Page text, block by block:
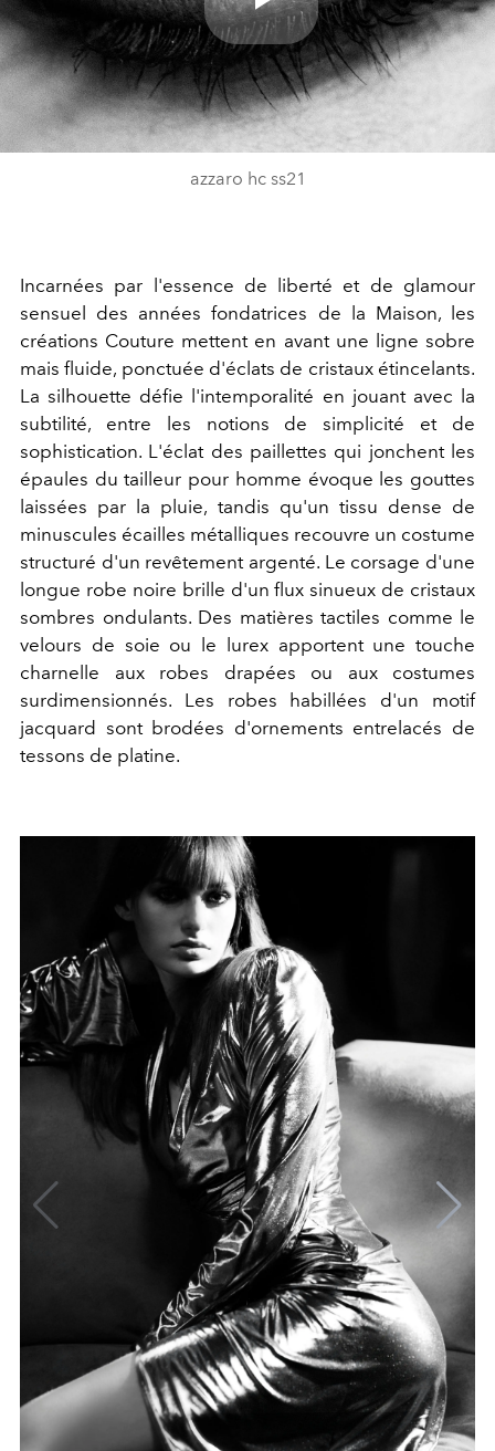
Play
Video
azzaro hc ss21
Incarnées par l'essence de liberté et de glamour
sensuel des années fondatrices de la Maison, les
créations Couture mettent en avant une ligne sobre
mais fluide, ponctuée d'éclats de cristaux étincelants.
La silhouette défie l'intemporalité en jouant avec la
subtilité, entre les notions de simplicité et de
sophistication. L'éclat des paillettes qui jonchent les
épaules du tailleur pour homme évoque les gouttes
laissées par la pluie, tandis qu'un tissu dense de
minuscules écailles métalliques recouvre un costume
structuré d'un revêtement argenté. Le corsage d'une
longue robe noire brille d'un flux sinueux de cristaux
sombres ondulants. Des matières tactiles comme le
velours de soie ou le lurex apportent une touche
charnelle aux robes drapées ou aux costumes
surdimensionnés. Les robes habillées d'un motif
jacquard sont brodées d'ornements entrelacés de
tessons de platine.